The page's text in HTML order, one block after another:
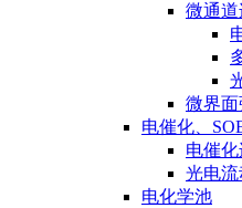
微通
微界
电催化、
电催
光电
电化学池